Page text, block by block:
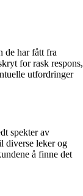
de har fått fra
for rask respons,
utfordringer
spekter av
diverse leker og
å finne det